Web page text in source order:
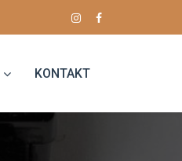
KONTAKT